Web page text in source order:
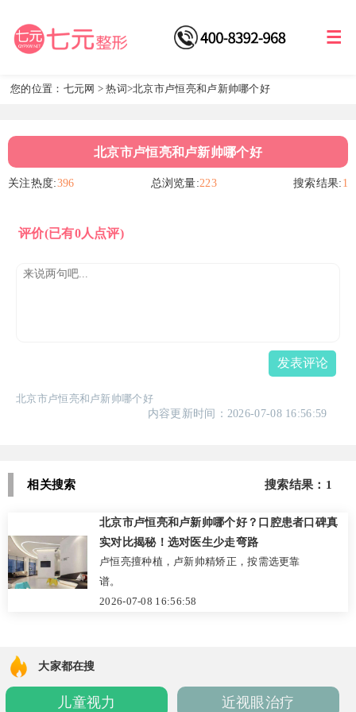
您的位置： 七元网 >热词 >北京市卢恒亮和卢新帅哪个好
北京市卢恒亮和卢新帅哪个好
关注热度:396 总浏览量:223 搜索结果: 1
评价(已有0人点评)
发表评论
北京市卢恒亮和卢新帅哪个好
内容更新时间：2026-07-08 16:56:59
相关搜索 搜索结果：1
北京市卢恒亮和卢新帅哪个好？口腔患者口碑真
实对比揭秘！选对医生少走弯路
卢恒亮擅种植，卢新帅精矫正，按需选更靠
谱。
2026-07-08 16:56:58
大家都在搜
儿童视力 近视眼治疗